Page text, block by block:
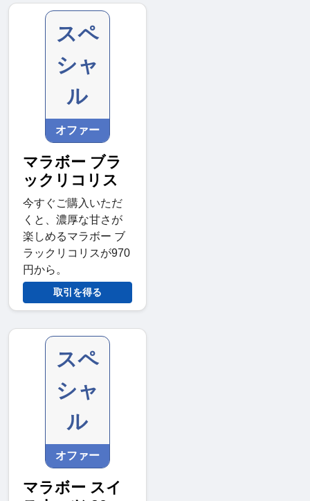
スペ
シャ
ル
オファー
マラボー ブラ
ックリコリス
今すぐご購入いただ
くと、濃厚な甘さが
楽しめるマラボー ブ
ラックリコリスが970
円から。
取引を得る
スペ
シャ
ル
オファー
マラボー スイ